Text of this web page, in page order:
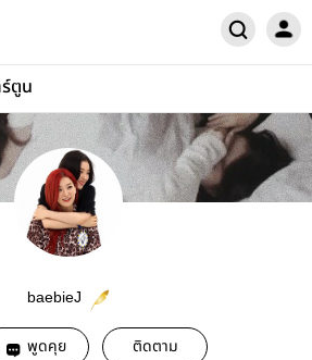
ตูน
baebieJ
พูดคุย ติดตาม